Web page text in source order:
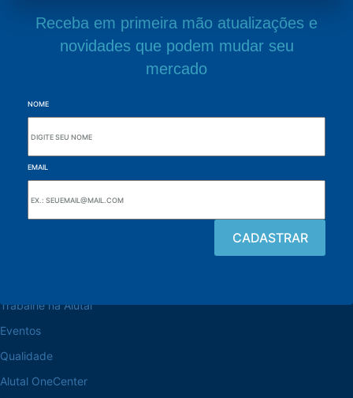
Receba em primeira mão atualizações e
novidades que podem mudar seu
mercado
NOME
EMAIL
Trabalhe na Alutal
Eventos
Qualidade
Alutal OneCenter